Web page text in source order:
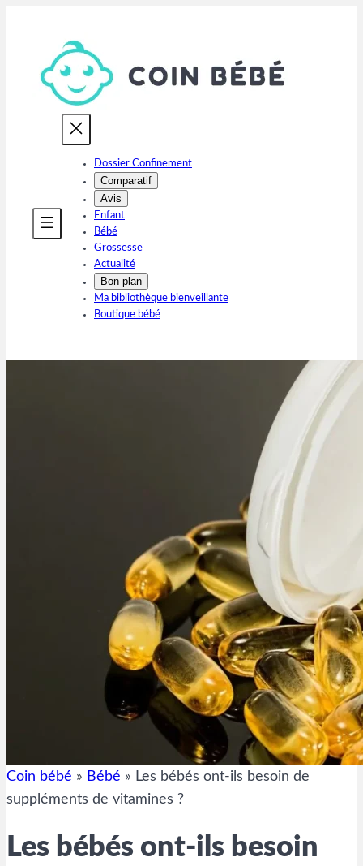
contenu
Dossier Confinement
Comparatif
Avis
Enfant
Bébé
Grossesse
Actualité
Bon plan
Ma bibliothèque bienveillante
Boutique bébé
Coin bébé » Bébé » Les bébés ont-ils besoin de
suppléments de vitamines ?
Les bébés ont-ils besoin